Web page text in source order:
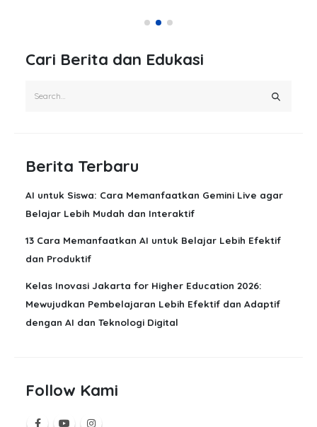
Cari Berita dan Edukasi
Berita Terbaru
AI untuk Siswa: Cara Memanfaatkan Gemini Live agar
Belajar Lebih Mudah dan Interaktif
13 Cara Memanfaatkan AI untuk Belajar Lebih Efektif
dan Produktif
Kelas Inovasi Jakarta for Higher Education 2026:
Mewujudkan Pembelajaran Lebih Efektif dan Adaptif
dengan AI dan Teknologi Digital
Follow Kami